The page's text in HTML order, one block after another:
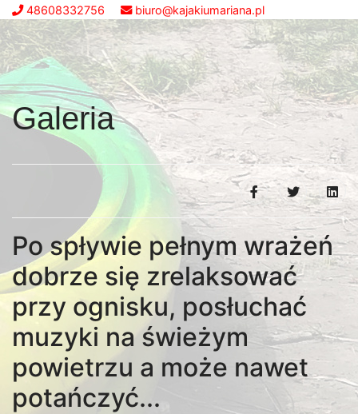
48608332756 biuro@kajakiumariana.pl
Galeria
Po spływie pełnym wrażeń
dobrze się zrelaksować
przy ognisku, posłuchać
muzyki na świeżym
powietrzu a może nawet
potańczyć...